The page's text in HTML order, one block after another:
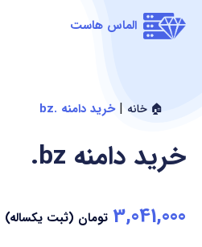
الماس هاست
🏠 خانه |خرید دامنه .bz
.bz خرید دامنه
3,041,000 تومان (ثبت یکساله)